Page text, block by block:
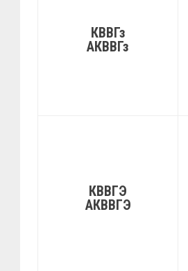
КВВГз
АКВВГз
КВВГЭ
АКВВГЭ